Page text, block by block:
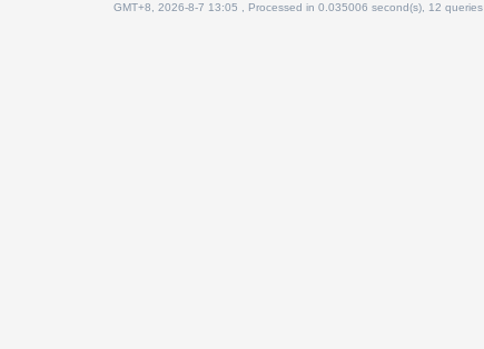
GMT+8, 2026-8-7 13:05 , Processed in 0.035006 second(s), 12 queries